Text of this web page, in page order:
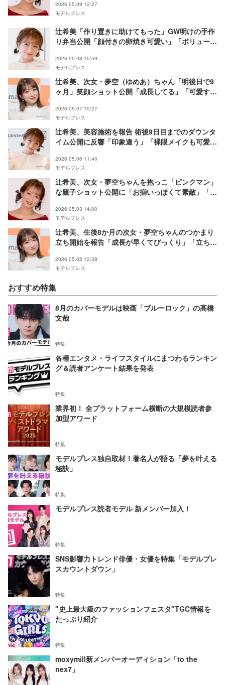
2026.05.09 12:27
モデルプレス
辻希美「作り置きに助けてもった」GW明けの手作
り弁当公開「顔付きの卵焼き可愛い」「ボリューム
2026.05.08 15:59
モデルプレス
辻希美、次女・夢空（ゆめあ）ちゃん「明後日で9
ヶ月」笑顔ショット公開「成長してる」「可愛す
2026.05.07 15:27
モデルプレス
辻希美、美容施術を報告 術後9日目までのダウンタ
イム公開に反響「印象違う」「裸眼メイクも可愛す
2026.05.06 11:40
モデルプレス
辻希美、次女・夢空ちゃんを抱っこ「ピンクマン」
な親子ショット公開に「お揃いっぽくて素敵」「天
2026.05.03 14:00
モデルプレス
辻希美、生後8か月の次女・夢空ちゃんのつかまり
立ち開始を報告「成長が早くてびっくり」「立ち姿
2026.05.02 12:38
モデルプレス
おすすめ特集
8月のカバーモデルは映画「ブルーロック」の高橋
文哉
特集
各種エンタメ・ライフスタイルにまつわるランキン
グ＆読者アンケート結果を発表
特集
業界初！ 全プラットフォーム横断の大規模読者参
加型アワード
特集
モデルプレス独自取材！著名人が語る「夢を叶える
秘訣」
特集
モデルプレス読者モデル 新メンバー加入！
特集
SNS影響力トレンド俳優・女優を特集「モデルプレ
スカウントダウン」
特集
"史上最大級のファッションフェスタ"TGC情報を
たっぷり紹介
特集
moxymill新メンバーオーディション「to the
nex7」